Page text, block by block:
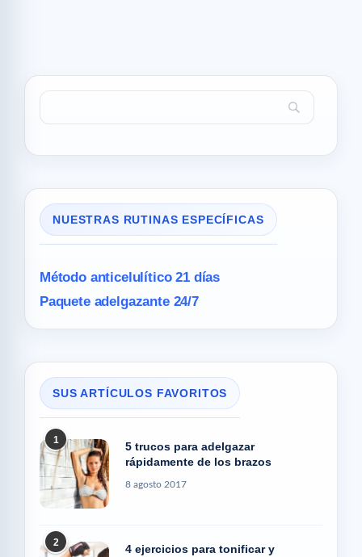
NUESTRAS RUTINAS ESPECÍFICAS
Método anticelulítico 21 días
Paquete adelgazante 24/7
SUS ARTÍCULOS FAVORITOS
1
5 trucos para adelgazar
rápidamente de los brazos
8 agosto 2017
2
4 ejercicios para tonificar y